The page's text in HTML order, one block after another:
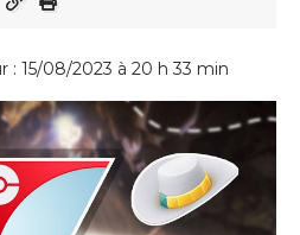
: 15/08/2023 à 20 h 33 min